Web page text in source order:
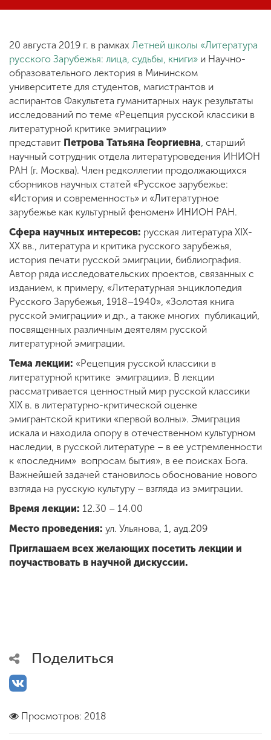
+7 (831) 262-26-20
20 августа 2019 г. в рамках Летней школы «Литература
русского Зарубежья: лица, судьбы, книги» и Научно-
образовательного лектория в Мининском
университете для студентов, магистрантов и
аспирантов Факультета гуманитарных наук результаты
исследований по теме «Рецепция русской классики в
литературной критике эмиграции»
представит Петрова Татьяна Георгиевна, старший
научный сотрудник отдела литературоведения ИНИОН
РАН (г. Москва). Член редколлегии продолжающихся
сборников научных статей «Русское зарубежье:
«История и современность» и «Литературное
зарубежье как культурный феномен» ИНИОН РАН.
Сфера научных интересов: русская литература XIX-
XX вв., литература и критика русского зарубежья,
история печати русской эмиграции, библиография.
Автор ряда исследовательских проектов, связанных с
изданием, к примеру, «Литературная энциклопедия
Русского Зарубежья, 1918–1940», «Золотая книга
русской эмиграции» и др., а также многих публикаций,
посвященных различным деятелям русской
литературной эмиграции.
Тема лекции: «Рецепция русской классики в
литературной критике эмиграции». В лекции
рассматривается ценностный мир русской классики
ХIХ в. в литературно-критической оценке
эмигрантской критики «первой волны». Эмиграция
искала и находила опору в отечественном культурном
наследии, в русской литературе – в ее устремленности
к «последним» вопросам бытия», в ее поисках Бога.
Важнейшей задачей становилось обоснование нового
взгляда на русскую культуру – взгляда из эмиграции.
Время лекции: 12.30 – 14.00
Место проведения: ул. Ульянова, 1, ауд.209
Приглашаем всех желающих посетить лекции и
поучаствовать в научной дискуссии.
Поделиться
Просмотров: 2018